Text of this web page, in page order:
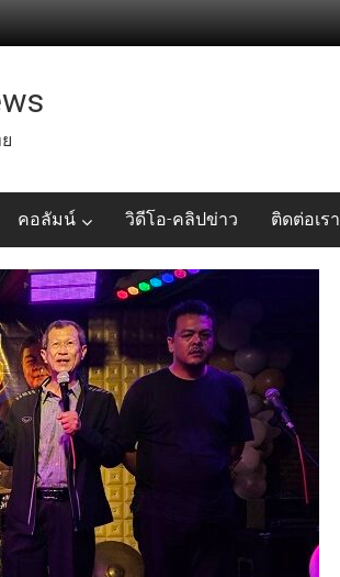
คอลัมน์ วิดีโอ-คลิปข่าว ติดต่อเรา